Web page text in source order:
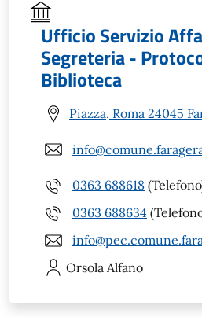
Ufficio Servizio
Segreteria -
Biblioteca
Piazza, Roma 24045
0363 688618
0363 688634
Orsola Alfano